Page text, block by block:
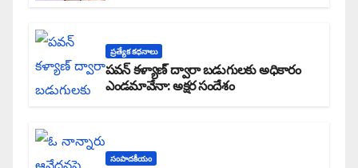
ప్రత్యేక కధనాలు
పవన్ కళ్యాణ్ ద్వారా బడుగులకు అధికారం
ఎండమావేనా: అక్షర సందేశం
సంపాదకీయం